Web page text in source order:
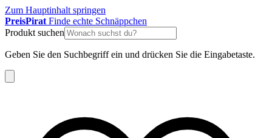
Zum Hauptinhalt springen
PreisPirat Finde echte Schnäppchen
Produkt suchen
Geben Sie den Suchbegriff ein und drücken Sie die Eingabetaste.